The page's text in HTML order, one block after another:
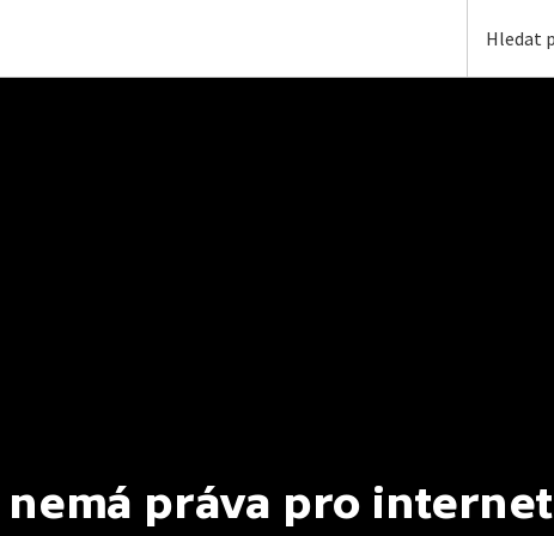
nemá práva pro internet